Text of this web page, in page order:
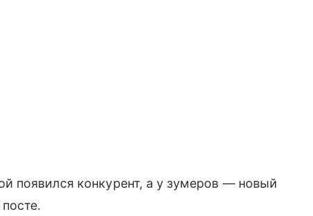
появился конкурент, а у зумеров — новый